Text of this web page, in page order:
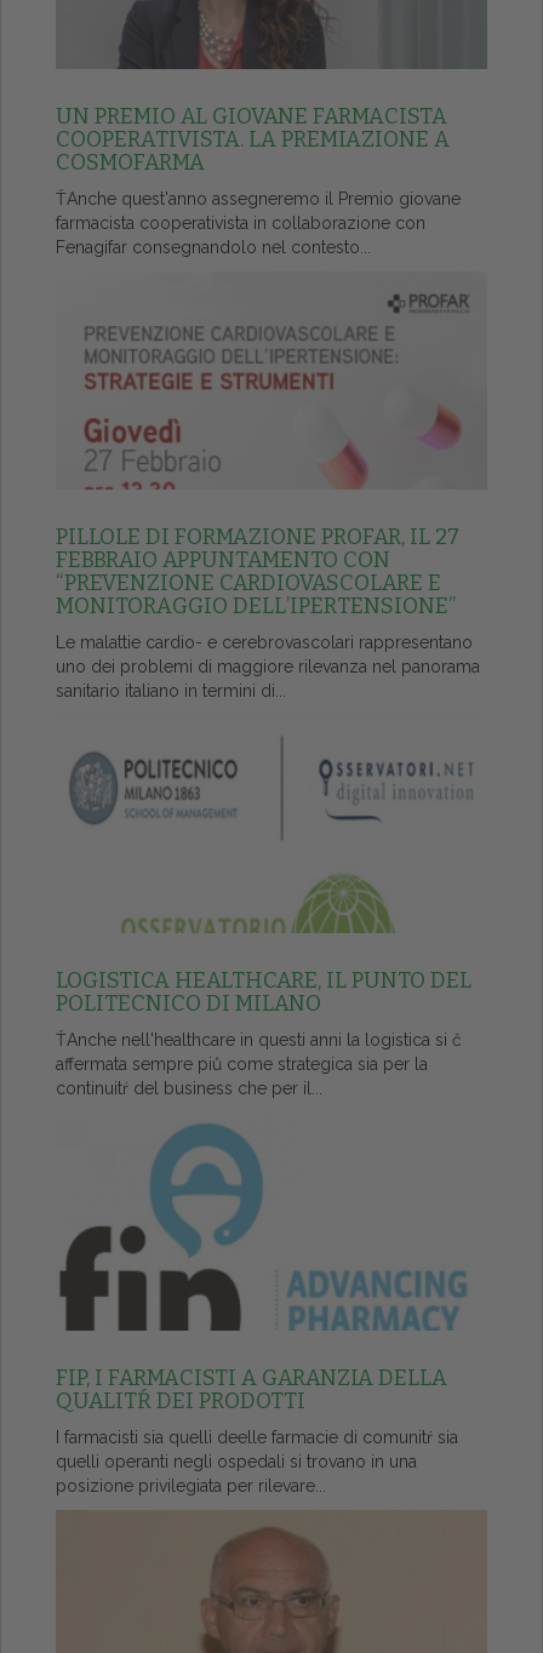
UN PREMIO AL GIOVANE FARMACISTA
COOPERATIVISTA. LA PREMIAZIONE A
COSMOFARMA
ŤAnche quest'anno assegneremo il Premio giovane
farmacista cooperativista in collaborazione con
Fenagifar consegnandolo nel contesto...
PILLOLE DI FORMAZIONE PROFAR, IL 27
FEBBRAIO APPUNTAMENTO CON
“PREVENZIONE CARDIOVASCOLARE E
MONITORAGGIO DELL’IPERTENSIONE”
Le malattie cardio- e cerebrovascolari rappresentano
uno dei problemi di maggiore rilevanza nel panorama
sanitario italiano in termini di...
LOGISTICA HEALTHCARE, IL PUNTO DEL
POLITECNICO DI MILANO
ŤAnche nell'healthcare in questi anni la logistica si č
affermata sempre piů come strategica sia per la
continuitŕ del business che per il...
FIP, I FARMACISTI A GARANZIA DELLA
QUALITŔ DEI PRODOTTI
I farmacisti sia quelli deelle farmacie di comunitŕ sia
quelli operanti negli ospedali si trovano in una
posizione privilegiata per rilevare...